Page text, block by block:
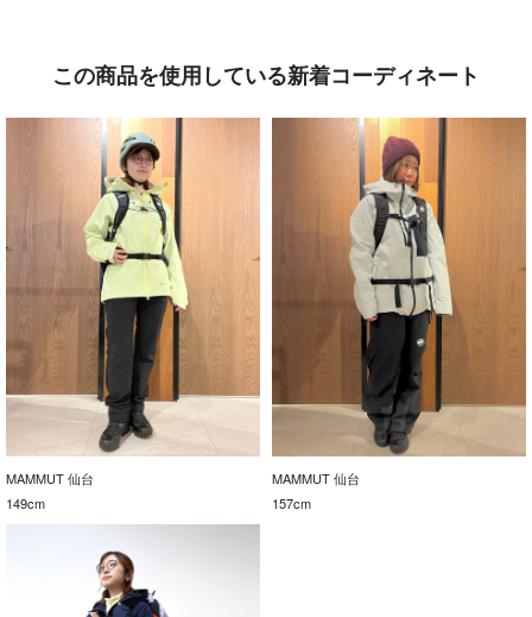
この商品を使用している新着コーディネート
MAMMUT 仙台
149cm
MAMMUT 仙台
157cm